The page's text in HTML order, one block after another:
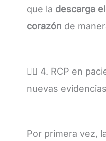
que la descarga
corazón de
🧍‍♂️ 4. RCP en
nuevas evidencias
Por primera vez,